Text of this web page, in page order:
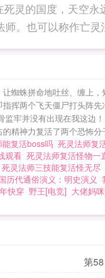
灵的国度，天空永
。也可以称作亡灵
编出来诓人的。有
这感觉真是从尾爽
《混世》很逼真，
者只是把游戏当做
复活的死灵法
蜘蛛拼命地吐丝、缠上，
挥两个飞天僵尸打头阵先
牢并没有出现在我这边
精神力复活了两个恐怖
复活boss吗 死灵法师复
观看 死灵法师复活怪物一
死灵法师三技能复活怪无尽
历代通俗演义：明史演义
快穿 野王[电竞] 大佬妈
第58